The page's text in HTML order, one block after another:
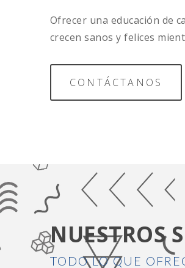
Ofrecer una educación de
crecen sanos y felices
CONTÁCTANOS
NUESTROS
TODO LO QUE